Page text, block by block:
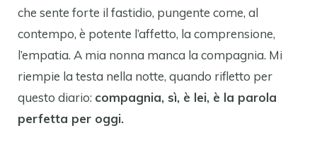
che sente forte il fastidio, pungente come, al
contempo, è potente l’affetto, la comprensione,
l’empatia. A mia nonna manca la compagnia. Mi
riempie la testa nella notte, quando rifletto per
questo diario: compagnia, sì, è lei, è la parola
perfetta per oggi.